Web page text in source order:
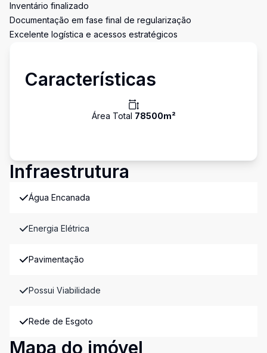
Inventário finalizado
Documentação em fase final de regularização
Excelente logística e acessos estratégicos
Características
Área Total 78500m²
Infraestrutura
Água Encanada
Energia Elétrica
Pavimentação
Possui Viabilidade
Rede de Esgoto
Mapa do imóvel